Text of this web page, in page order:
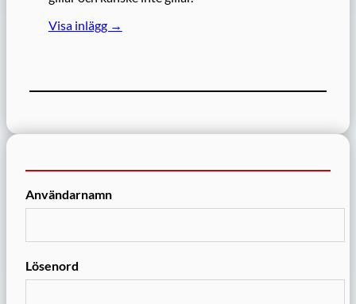
Visa inlägg →
Användarnamn
Lösenord